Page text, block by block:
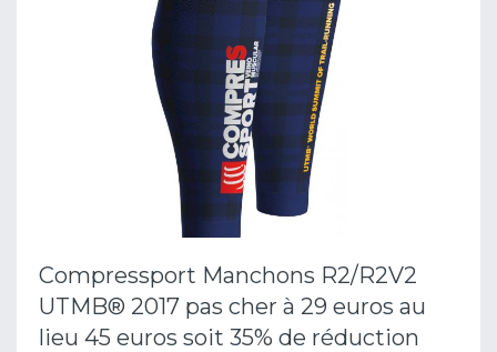
Compressport Manchons R2/R2V2
UTMB® 2017 pas cher à 29 euros au
lieu 45 euros soit 35% de réduction